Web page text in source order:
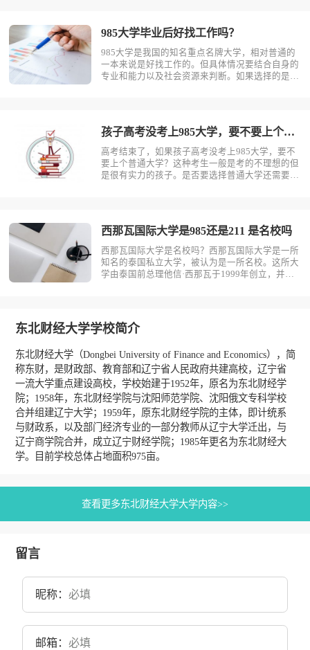
985大学毕业后好找工作吗？
985大学是我国的知名重点名牌大学，相对普通的
一本来说是好找工作的。但具体情况要结合自身的
专业和能力以及社会资源来判断。如果选择的是一
孩子高考没考上985大学，要不要上个普通大学？
高考结束了，如果孩子高考没考上985大学，要不
要上个普通大学？这种考生一般是考的不理想的但
是很有实力的孩子。是否要选择普通大学还需要根
已经明确了自己未来的职业路径，并?
西那瓦国际大学是985还是211 是名校吗
西那瓦国际大学是名校吗？西那瓦国际大学是一所
知名的泰国私立大学，被认为是一所名校。这所大
学由泰国前总理他信·西那瓦于1999年创立，并经
西那瓦国际大学是泰国知名高校，?
东北财经大学学校简介
东北财经大学（Dongbei University of Finance and Economics），简
称东财，是财政部、教育部和辽宁省人民政府共建高校，辽宁省
一流大学重点建设高校，学校始建于1952年，原名为东北财经学
院；1958年，东北财经学院与沈阳师范学院、沈阳俄文专科学校
合并组建辽宁大学；1959年，原东北财经学院的主体，即计统系
与财政系，以及部门经济专业的一部分教师从辽宁大学迁出，与
辽宁商学院合并，成立辽宁财经学院；1985年更名为东北财经大
学。目前学校总体占地面积975亩。
查看更多东北财经大学大学内容>>
留言
昵称：
邮箱：